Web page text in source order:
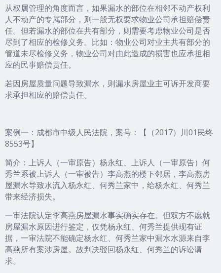
从权属管理的角度而言，如果漏水的部位在相邻不动产权利
人不动产的专属部分，则一般无权要求物业公司承担赔偿责
任。但若漏水的部位在共有部分，则需要考虑物业公司是否
尽到了相应的检修义务。比如：物业公司对业主共有部分的
管道未尽检修义务，物业公司对由此造成的损害也应承担相
应的民事赔偿责任。
若因房屋质量问题导致漏水，则漏水房屋业主可诉开发商要
求承担相应的赔偿责任。
案例一：成都市中级人民法院，案号：【（2017）川01民终
8553号】
简介：上诉人（一审原告）杨永红、上诉人（一审原告）何
秀兰系被上诉人（一审被告）李高燕的楼下邻居，李高燕房
屋漏水导致水流入杨永红、何秀兰家中，给杨永红、何秀兰
带来经济损失。
一审法院认定李高燕房屋漏水事实确实存在。但双方不愿就
房屋漏水原因进行鉴定，仅凭杨永红、何秀兰提供现有证
据，一审法院不能确定杨永红、何秀兰家中漏水水源来自李
高燕所有案涉房屋。故判决驳回杨永红、何秀兰的诉讼请
求。